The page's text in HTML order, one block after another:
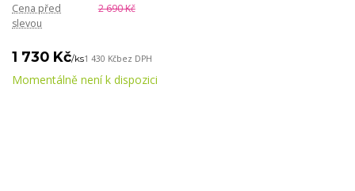
Cena před
slevou
2 690 Kč
1 730 Kč/ks1 430 Kčbez DPH
Momentálně není k dispozici